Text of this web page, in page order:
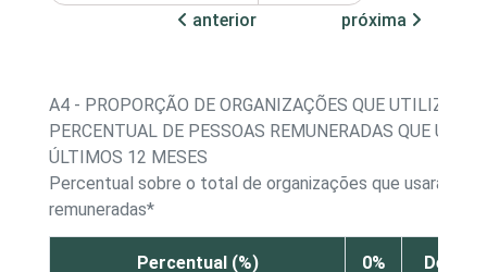
anterior
próxima
A4 - PROPORÇÃO DE ORGANIZAÇÕES QUE
PERCENTUAL DE PESSOAS REMUNERADAS QUE
ÚLTIMOS 12 MESES
Percentual sobre o total de organizações que usaram
remuneradas*
Percentual (%) 0%
De